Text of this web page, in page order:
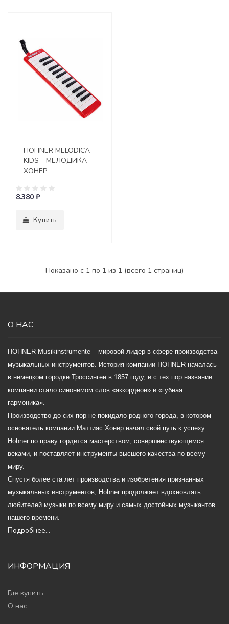
HOHNER MELODICA
KIDS - МЕЛОДИКА
ХОНЕР
8.380 ₽
Купить
Показано с 1 по 1 из 1 (всего 1 страниц)
О НАС
HOHNER Musikinstrumente – мировой лидер в сфере производства
музыкальных инструментов. История компании HOHNER началась
в немецком городке Троссинген в 1857 году, и с тех пор название
компании стало синонимом слов «аккордеон» и «губная
гармоника».
Производство до сих пор не покидало родного города, в котором
основатель компании Маттиас Хонер начал свой путь к успеху.
Hohner по праву гордится мастерством, совершенствующимся
веками, и поставляет инструменты высшего качества по всему
миру.
Спустя более ста лет производства и изобретения признанных
музыкальных инструментов, Hohner продолжает вдохновлять
любителей музыки по всему миру и самых достойных музыкантов
нашего времени.
Подробнее...
ИНФОРМАЦИЯ
Где купить
О нас